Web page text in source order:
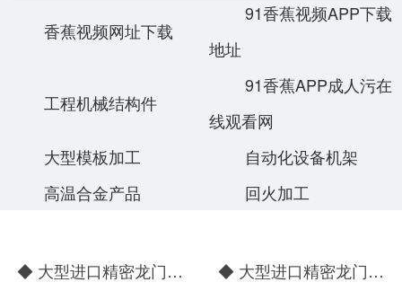
香蕉视频网址下载
91香蕉视频APP下载
地址
工程机械结构件
91香蕉APP成人污在
线观看网
大型模板加工
自动化设备机架
高温合金产品
回火加工
◆ 大型进口精密龙门铣加工时需要注意什么 ◆ 大型进口精密龙门铣加工时应该怎样加润滑